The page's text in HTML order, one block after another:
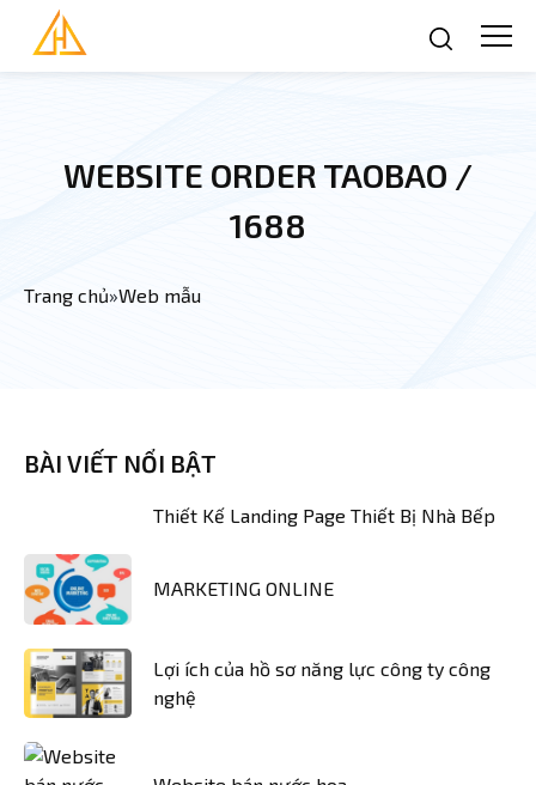
Nhảy đến nội dung
WEBSITE ORDER TAOBAO /
1688
Bạn đang ở đây
Trang chủ»Web mẫu
BÀI VIẾT NỔI BẬT
Thiết Kế Landing Page Thiết Bị Nhà Bếp
MARKETING ONLINE
Lợi ích của hồ sơ năng lực công ty công
nghệ